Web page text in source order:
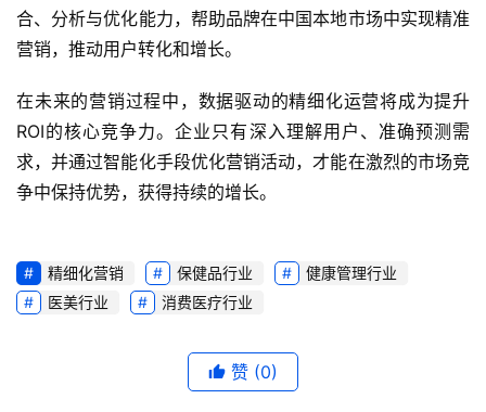
合、分析与优化能力，帮助品牌在中国本地市场中实现精准
营销，推动用户转化和增长。
在未来的营销过程中，数据驱动的精细化运营将成为提升
ROI的核心竞争力。企业只有深入理解用户、准确预测需
求，并通过智能化手段优化营销活动，才能在激烈的市场竞
争中保持优势，获得持续的增长。
精细化营销 保健品行业
健康管理行业
医美行业
消费医疗行业
赞 (0)